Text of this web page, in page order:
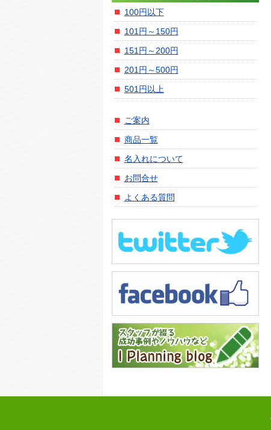
100円以下
101円～150円
151円～200円
201円～500円
501円以上
ご案内
商品一覧
名入れについて
お問合せ
よくある質問